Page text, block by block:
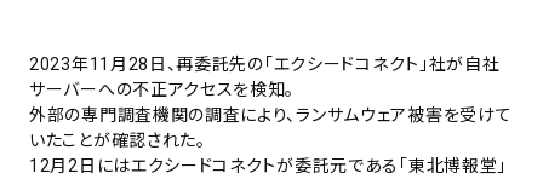
2023年11月28日、再委託先の「エクシードコネクト」社が自社
サーバーへの不正アクセスを検知。
外部の専門調査機関の調査により、ランサムウェア被害を受けて
いたことが確認された。
12月2日にはエクシードコネクトが委託元である「東北博報堂」